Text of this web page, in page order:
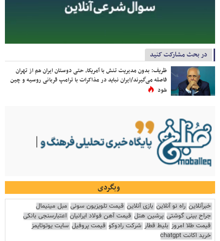
در بحث مشارکت کنید
ظریف: بدون مدیریت تنش با آمریکا، حتی دوستان ایران هم از تهران
فاصله می‌گیرند/ایران نباید در مذاکرات با ترامپ قربانی روسیه و چین
شود
وبگردی
خبرآنلاین راه نو آنلاین بازی آنلاین قیمت تلویزیون سونی مبل مینیمال
جراح بینی گوشتی پرشین هتل قیمت آهن فولاد ایرانیان اعتبارسنجی بانکی
قیمت طلا امروز بلیط قطار شرکت رادوکو قیمت پروفیل سایت یوتوتایمز
خرید اکانت chatgpt